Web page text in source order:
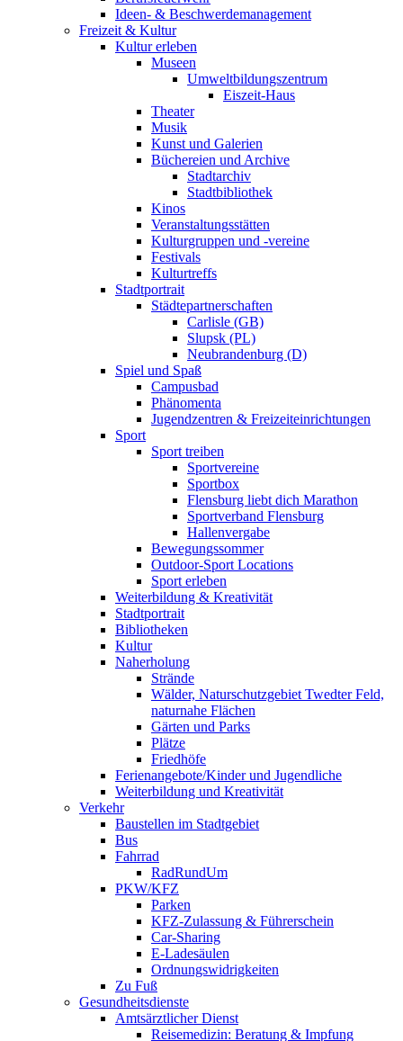
Ideen- & Beschwerdemanagement
Freizeit & Kultur
Kultur erleben
Museen
Umweltbildungszentrum
Eiszeit-Haus
Theater
Musik
Kunst und Galerien
Büchereien und Archive
Stadtarchiv
Stadtbibliothek
Kinos
Veranstaltungsstätten
Kulturgruppen und -vereine
Festivals
Kulturtreffs
Stadtportrait
Städtepartnerschaften
Carlisle (GB)
Slupsk (PL)
Neubrandenburg (D)
Spiel und Spaß
Campusbad
Phänomenta
Jugendzentren & Freizeiteinrichtungen
Sport
Sport treiben
Sportvereine
Sportbox
Flensburg liebt dich Marathon
Sportverband Flensburg
Hallenvergabe
Bewegungssommer
Outdoor-Sport Locations
Sport erleben
Weiterbildung & Kreativität
Stadtportrait
Bibliotheken
Kultur
Naherholung
Strände
Wälder, Naturschutzgebiet Twedter Feld,
naturnahe Flächen
Gärten und Parks
Plätze
Friedhöfe
Ferienangebote/Kinder und Jugendliche
Weiterbildung und Kreativität
Verkehr
Baustellen im Stadtgebiet
Bus
Fahrrad
RadRundUm
PKW/KFZ
Parken
KFZ-Zulassung & Führerschein
Car-Sharing
E-Ladesäulen
Ordnungswidrigkeiten
Zu Fuß
Gesundheitsdienste
Amtsärztlicher Dienst
Reisemedizin: Beratung & Impfung